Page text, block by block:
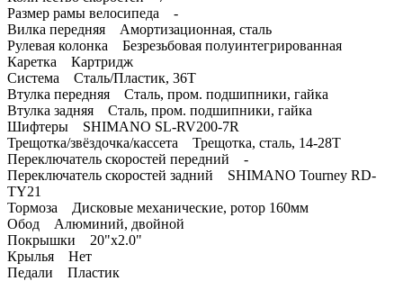
Размер рамы велосипеда -
Вилка передняя Амортизационная, сталь
Рулевая колонка Безрезьбовая полуинтегрированная
Каретка Картридж
Система Сталь/Пластик, 36T
Втулка передняя Сталь, пром. подшипники, гайка
Втулка задняя Сталь, пром. подшипники, гайка
Шифтеры SHIMANO SL-RV200-7R
Трещотка/звёздочка/кассета Трещотка, сталь, 14-28Т
Переключатель скоростей передний -
Переключатель скоростей задний SHIMANO Tourney RD-
TY21
Тормоза Дисковые механические, ротор 160мм
Обод Алюминий, двойной
Покрышки 20"x2.0"
Крылья Нет
Педали Пластик